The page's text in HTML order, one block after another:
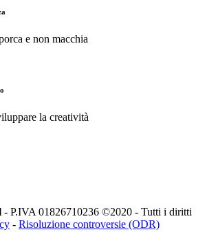
e non macchia
la creatività
- P.IVA 01826710236 ©2020 - Tutti i diritti
- Risoluzione controversie (ODR)